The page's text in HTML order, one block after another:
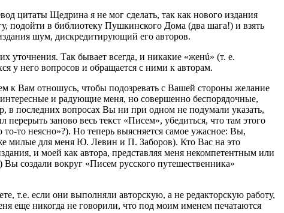
цитаты Щедрина я не мог сделать, так как нового издания
подойти в библиотеку Пушкинского Дома (два шага!) и взять
шум, дискредитирующий его авторов.
уточнения. Так бывает всегда, и никакие «женú» (т. е.
у него вопросов и обращается с ними к авторам.
к Вам отношусь, чтобы подозревать с Вашей стороны желание
и радующие меня, но совершенно беспорядочные,
в последних вопросах Вы ни при одном не подумали указать,
заново весь текст «Писем», убедиться, что там этого
то неясно»?). Но теперь выясняется самое ужасное: Вы,
милые для меня Ю. Левин и П. Заборов). Кто Вас на это
и моей как автора, представляя меня некомпетентным или
создали вокруг «Писем русского путешественника»
если они выполняли авторскую, а не редакторскую работу,
не говорили, что под моим именем печатаются